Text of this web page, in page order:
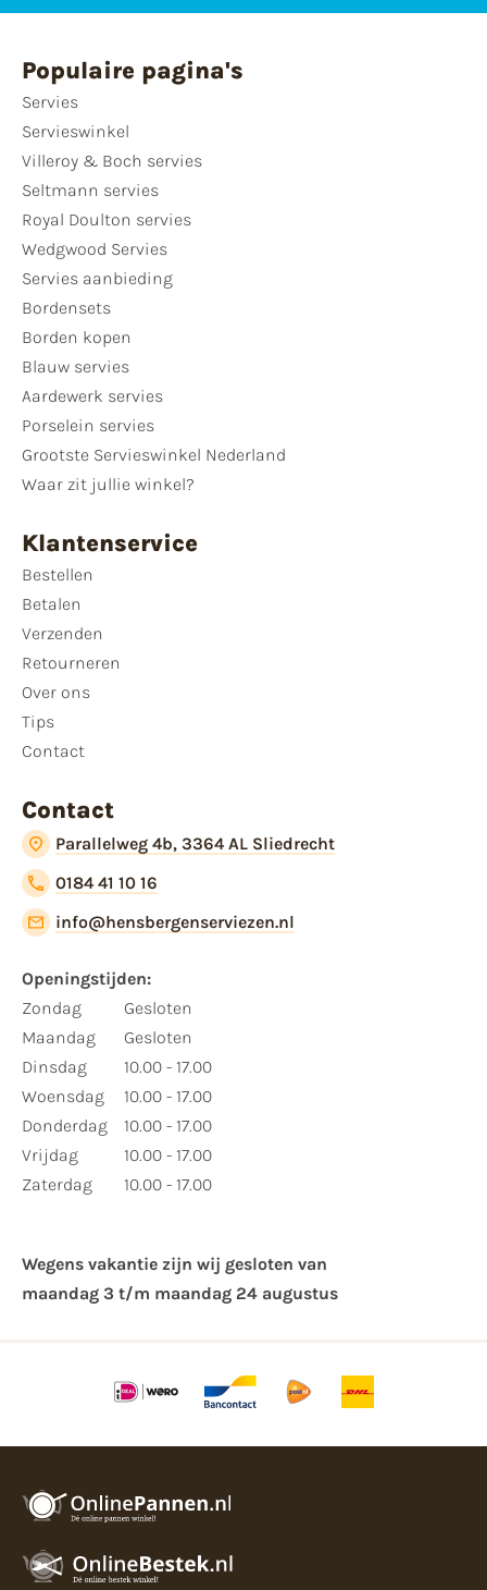
Populaire pagina's
Servies
Servieswinkel
Villeroy & Boch servies
Seltmann servies
Royal Doulton servies
Wedgwood Servies
Servies aanbieding
Bordensets
Borden kopen
Blauw servies
Aardewerk servies
Porselein servies
Grootste Servieswinkel Nederland
Waar zit jullie winkel?
Klantenservice
Bestellen
Betalen
Verzenden
Retourneren
Over ons
Tips
Contact
Contact
Parallelweg 4b, 3364 AL Sliedrecht
0184 41 10 16
info@hensbergenserviezen.nl
Openingstijden:
Zondag
Maandag
Dinsdag
Woensdag
Donderdag
Vrijdag
Zaterdag
Gesloten
Gesloten
10.00 - 17.00
10.00 - 17.00
10.00 - 17.00
10.00 - 17.00
10.00 - 17.00
Wegens vakantie zijn wij gesloten van ​
maandag 3 t/m maandag 24 augustus